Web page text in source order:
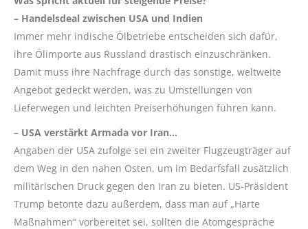
– Handelsdeal zwischen USA und Indien
Immer mehr indische Ölbetriebe entscheiden sich dafür,
ihre Ölimporte aus Russland drastisch einzuschränken.
Damit muss ihre Nachfrage durch das sonstige, weltweite
Angebot gedeckt werden, was zu Umstellungen von
Lieferwegen und leichten Preiserhöhungen führen kann.
– USA verstärkt Armada vor Iran…
Angaben der USA zufolge sei ein zweiter Flugzeugträger auf
dem Weg in den nahen Osten, um im Bedarfsfall zusätzlich
militärischen Druck gegen den Iran zu bieten. US-Präsident
Trump betonte dazu außerdem, dass man auf „Harte
Maßnahmen“ vorbereitet sei, sollten die Atomgespräche